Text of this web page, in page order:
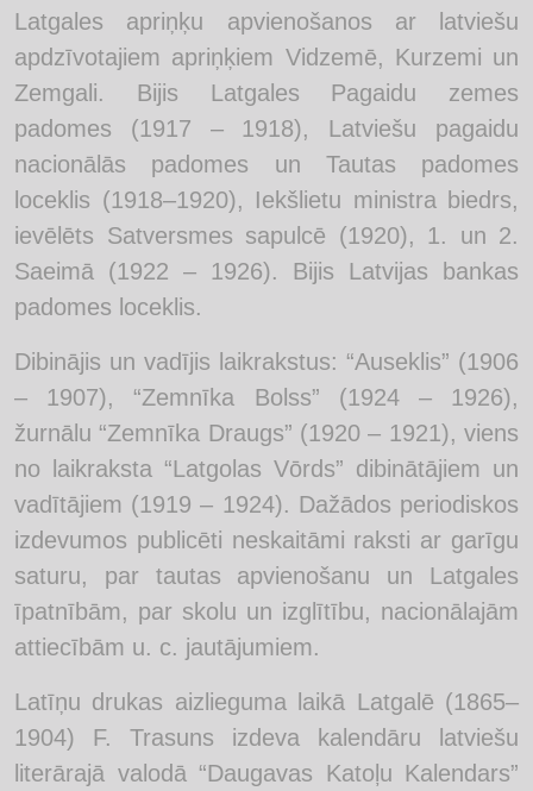
Latgales apriņķu apvienošanos ar latviešu
apdzīvotajiem apriņķiem Vidzemē, Kurzemi un
Zemgali. Bijis Latgales Pagaidu zemes
padomes (1917 – 1918), Latviešu pagaidu
nacionālās padomes un Tautas padomes
loceklis (1918–1920), Iekšlietu ministra biedrs,
ievēlēts Satversmes sapulcē (1920), 1. un 2.
Saeimā (1922 – 1926). Bijis Latvijas bankas
padomes loceklis.
Dibinājis un vadījis laikrakstus: “Auseklis” (1906
– 1907), “Zemnīka Bolss” (1924 – 1926),
žurnālu “Zemnīka Draugs” (1920 – 1921), viens
no laikraksta “Latgolas Vōrds” dibinātājiem un
vadītājiem (1919 – 1924). Dažādos periodiskos
izdevumos publicēti neskaitāmi raksti ar garīgu
saturu, par tautas apvienošanu un Latgales
īpatnībām, par skolu un izglītību, nacionālajām
attiecībām u. c. jautājumiem.
Latīņu drukas aizlieguma laikā Latgalē (1865–
1904) F. Trasuns izdeva kalendāru latviešu
literārajā valodā “Daugavas Katoļu Kalendars”